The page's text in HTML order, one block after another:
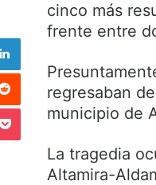
cinco más
frente entre
regresaban
municipio de
La tragedia
Altamira-
LinkedIn
Reddit
Pocket